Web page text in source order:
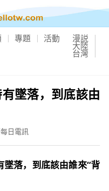
專題 活動 漫説
大陸
台灣
墜落，到底該由
日電訊
墜落，到底該由誰來“背